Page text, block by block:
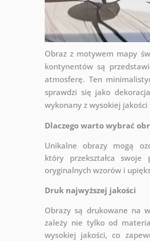
Obraz z motywem mapy
kontynentów są
atmosferę. Ten
sprawdzi się jako
wykonany z wysokiej
Dlaczego warto wybrać
Unikalne obrazy mogą
który przekształca
oryginalnych wzorów i
Druk najwyższej jakości
Obrazy są drukowane na
zależy nie tylko od
wysokiej jakości, co